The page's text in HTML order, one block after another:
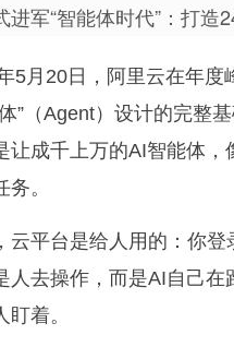
进军“智能体时代”：打造
5月20日，阿里云在年
”（Agent）设计的完整
让成千上万的AI智能体
。
云平台是给人用的：你
人去操作，而是AI自己
着。